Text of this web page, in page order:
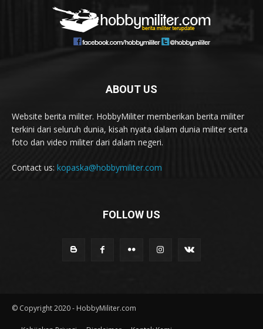
ABOUT US
Website berita militer. HobbyMiliter memberikan berita militer
terkini dari seluruh dunia, kisah nyata dalam dunia militer serta
foto dan video militer dari dalam negeri.
Contact us: kopaska@hobbymiliter.com
FOLLOW US
© Copyright 2020 - HobbyMiliter.com